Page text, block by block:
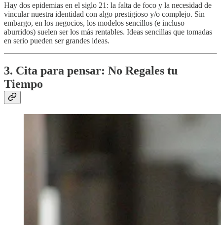
Hay dos epidemias en el siglo 21: la falta de foco y la necesidad de
vincular nuestra identidad con algo prestigioso y/o complejo. Sin
embargo, en los negocios, los modelos sencillos (e incluso
aburridos) suelen ser los más rentables. Ideas sencillas que tomadas
en serio pueden ser grandes ideas.
3. Cita para pensar: No Regales tu
Tiempo